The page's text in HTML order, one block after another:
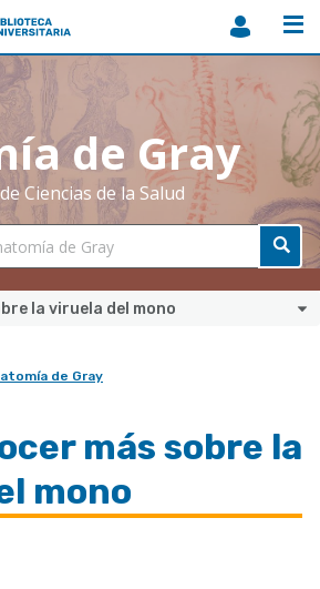
de Gray
Ciencias de la Salud
la viruela del mono
de Gray
más sobre la
mono